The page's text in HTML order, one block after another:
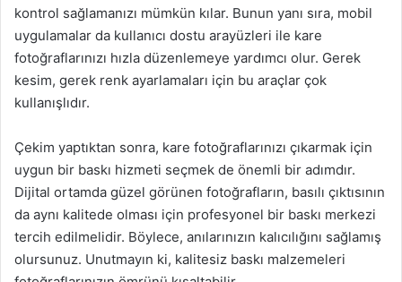
kontrol sağlamanızı mümkün kılar. Bunun yanı sıra, mobil
uygulamalar da kullanıcı dostu arayüzleri ile kare
fotoğraflarınızı hızla düzenlemeye yardımcı olur. Gerek
kesim, gerek renk ayarlamaları için bu araçlar çok
kullanışlıdır.
Çekim yaptıktan sonra, kare fotoğraflarınızı çıkarmak için
uygun bir baskı hizmeti seçmek de önemli bir adımdır.
Dijital ortamda güzel görünen fotoğrafların, basılı çıktısının
da aynı kalitede olması için profesyonel bir baskı merkezi
tercih edilmelidir. Böylece, anılarınızın kalıcılığını sağlamış
olursunuz. Unutmayın ki, kalitesiz baskı malzemeleri